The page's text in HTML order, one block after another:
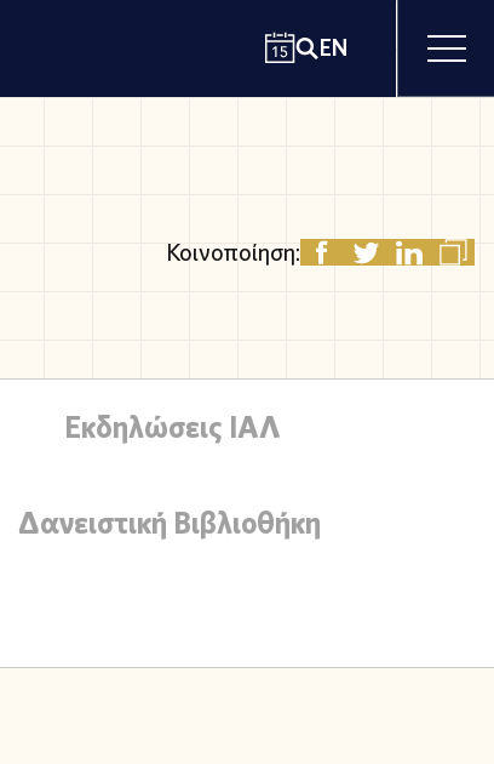
EN
Κοινοποίηση:
Εκδηλώσεις ΙΑΛ
Δανειστική Βιβλιοθήκη